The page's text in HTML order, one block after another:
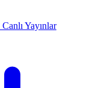
Canlı Yayınlar